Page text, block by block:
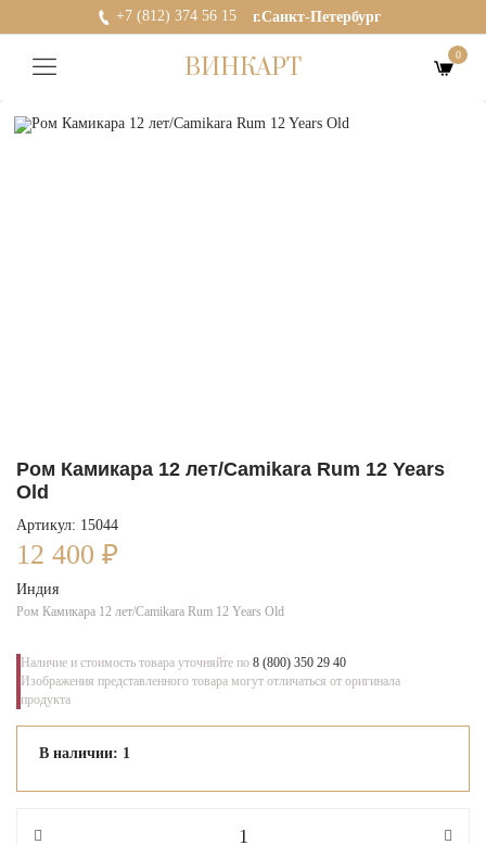
+7 (812) 374 56 15 г.Санкт-Петербург
ВИНКАРТ 0
Ром Камикара 12 лет/Camikara Rum 12 Years
Old
Артикул: 15044
12 400 ₽
Индия
Ром Камикара 12 лет/Camikara Rum 12 Years Old
Наличие и стоимость товара уточняйте по 8 (800) 350 29 40
Изображения представленного товара могут отличаться от оригинала
продукта
В наличии: 1